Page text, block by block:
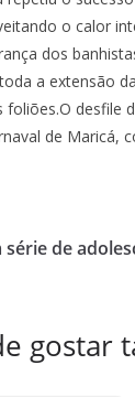
o calor
dos
a extensão
foliões.O desfile
de Maricá,
de
gostar